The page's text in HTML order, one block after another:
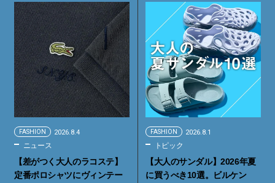
FASHION 2026.8.4
ニュース
【差がつく大人のラコステ】
定番ポロシャツにヴィンテー
FASHION 2026.8.1
トピック
【大人のサンダル】2026年夏
に買うべき10選。ビルケン